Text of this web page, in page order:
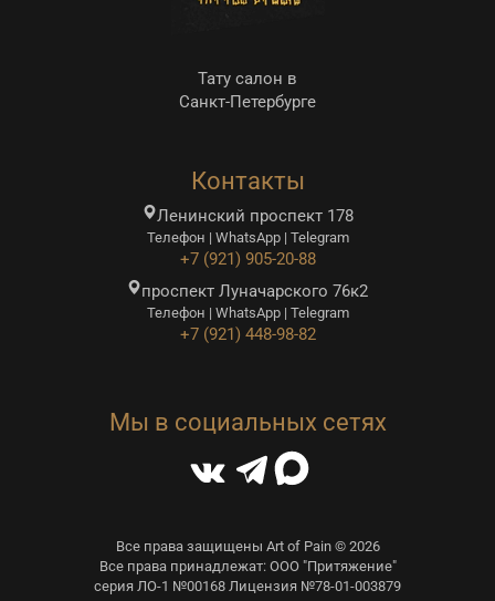
Тату салон в
Санкт-Петербурге
Контакты
Ленинский проспект 178
Телефон | WhatsApp | Telegram
+7 (921) 905-20-88
проспект Луначарского 76к2
Телефон | WhatsApp | Telegram
+7 (921) 448-98-82
Мы в социальных сетях
Все права защищены Art of Pain © 2026
Все права принадлежат: ООО "Притяжение"
серия ЛО-1 №00168 Лицензия №78-01-003879